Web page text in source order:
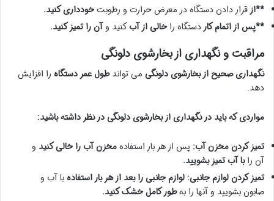
**از قرار دادن دستگاه در معرض حرارت و رطوبتخودداری کنید.
**پس از اتمام کاردستگاه را خالی از آبکنید وآن را تمیز کنید.
مراقبت و نگهداری از بخارشوی دلونگی
نگهداری صحیح از بخارشوی دلونگی می تواندطول عمر دستگاه را افزایش
دهد.
مواردی که باید در نگهداری از بخارشوی دلونگی در نظر داشته باشید:
تمیز کردن مخزن آب: پس از هر بار استفادهمخزن آب را خالی کنید و
آن رابا آب تمیز بشویید.
تمیز کردن لوازم جانبی: لوازم جانبی را بعد از هر بار استفادهبا آب و
صابون بشویید و آنها را بهطور کامل خشک کنید.